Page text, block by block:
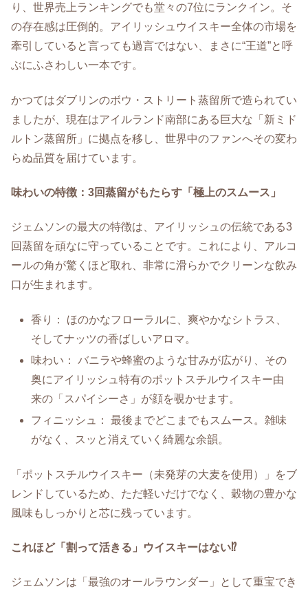
り、世界売上ランキングでも堂々の7位にランクイン。そ
の存在感は圧倒的。アイリッシュウイスキー全体の市場を
牽引していると言っても過言ではない、まさに“王道”と呼
ぶにふさわしい一本です。
かつてはダブリンのボウ・ストリート蒸留所で造られてい
ましたが、現在はアイルランド南部にある巨大な「新ミド
ルトン蒸留所」に拠点を移し、世界中のファンへその変わ
らぬ品質を届けています。
味わいの特徴：3回蒸留がもたらす「極上のスムース」
ジェムソンの最大の特徴は、アイリッシュの伝統である3
回蒸留を頑なに守っていることです。これにより、アルコ
ールの角が驚くほど取れ、非常に滑らかでクリーンな飲み
口が生まれます。
香り： ほのかなフローラルに、爽やかなシトラス、
そしてナッツの香ばしいアロマ。
味わい： バニラや蜂蜜のような甘みが広がり、その
奥にアイリッシュ特有のポットスチルウイスキー由
来の「スパイシーさ」が顔を覗かせます。
フィニッシュ： 最後までどこまでもスムース。雑味
がなく、スッと消えていく綺麗な余韻。
「ポットスチルウイスキー（未発芽の大麦を使用）」をブ
レンドしているため、ただ軽いだけでなく、穀物の豊かな
風味もしっかりと芯に残っています。
これほど「割って活きる」ウイスキーはない⁉
ジェムソンは「最強のオールラウンダー」として重宝でき